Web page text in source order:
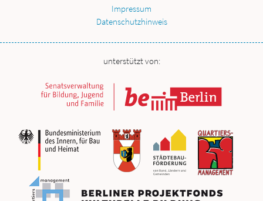
Impressum
Datenschutzhinweis
unterstützt von: